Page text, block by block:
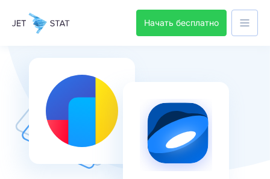
Начать бесплатно